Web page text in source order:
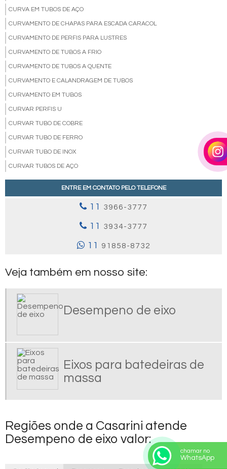
CURVA EM TUBOS DE AÇO
CURVAMENTO DE CHAPAS PARA ESCADA CARACOL
CURVAMENTO DE PERFIS PARA LUSTRES
CURVAMENTO DE TUBOS A FRIO
CURVAMENTO DE TUBOS A QUENTE
CURVAMENTO E CALANDRAGEM DE TUBOS
CURVAMENTO EM TUBOS
CURVAR PERFIS U
CURVAR TUBO DE COBRE
CURVAR TUBO DE FERRO
CURVAR TUBO DE INOX
CURVAR TUBOS DE AÇO
CURVAR TUBOS DE AÇO INOX
DESEMPENO DE EIXO VALOR
DOBRAR TUBOS DE ALUMINIO
EIXOS PARA BATEDEIRAS DE MASSA
FABRICAÇÃO DE CALDEIRARIA PESADA
FABRICANTE DE SERPENTINA INDUSTRIAL
FORMAS DE CONCRETO ARMADO
FORMAS DE CONCRETO PARA PISO
ROLO COMPACTADOR DE ASFALTO
ROSCAS TRANSPORTADORAS
ROSCAS TRANSPORTADORAS HELICOIDAIS
ENTRE EM CONTATO PELO TELEFONE
11 3966-3777
11 3934-3777
11 91858-8732
Veja também em nosso site:
Desempeno de eixo
Eixos para batedeiras de
massa
Regiões onde a Casarini atende
Desempeno de eixo valor:
chamar no
WhatsApp